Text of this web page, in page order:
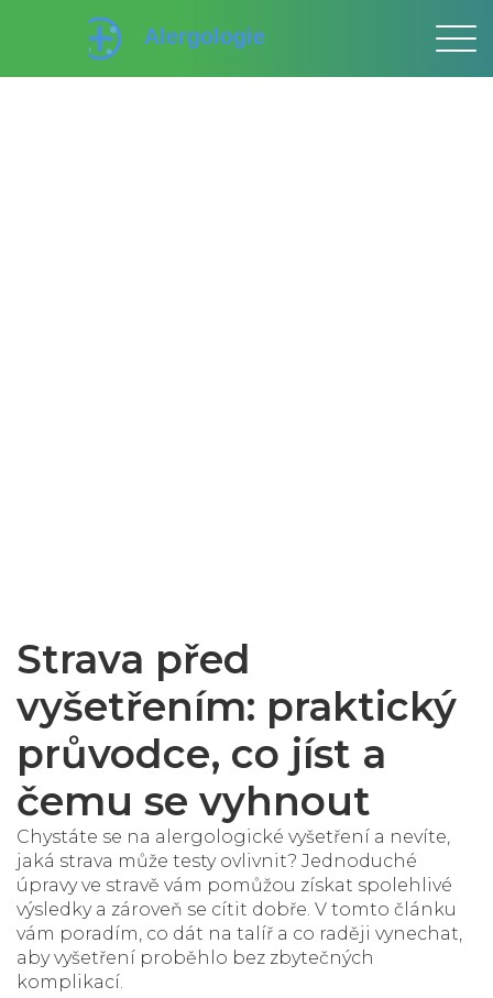
Strava před
vyšetřením: praktický
průvodce, co jíst a
čemu se vyhnout
Chystáte se na alergologické vyšetření a nevíte,
jaká strava může testy ovlivnit? Jednoduché
úpravy ve stravě vám pomůžou získat spolehlivé
výsledky a zároveň se cítit dobře. V tomto článku
vám poradím, co dát na talíř a co raději vynechat,
aby vyšetření proběhlo bez zbytečných
komplikací.